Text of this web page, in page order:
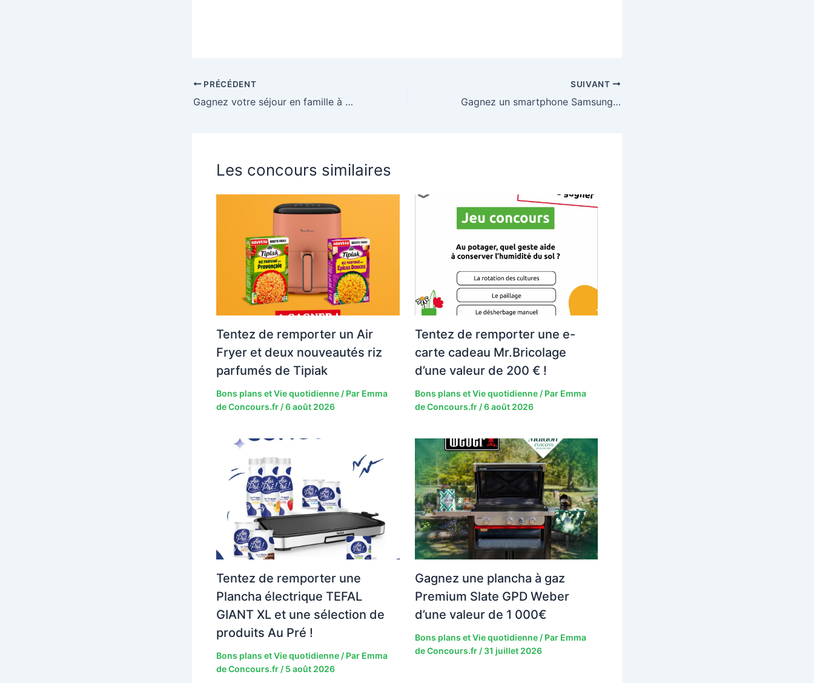
PRÉCÉDENT
Gagnez votre séjour en famille à Center Parc
SUIVANT
Gagnez un smartphone Samsung Galaxy Z Flip6
Les concours similaires
Tentez de remporter un Air
Fryer et deux nouveautés riz
parfumés de Tipiak
Bons plans et Vie quotidienne / Par Emma
de Concours.fr /6 août 2026
Tentez de remporter une e-
carte cadeau Mr.Bricolage
d’une valeur de 200 € !
Bons plans et Vie quotidienne/ Par Emma
de Concours.fr /6 août 2026
Tentez de remporter une
Plancha électrique TEFAL
GIANT XL et une sélection de
produits Au Pré !
Bons plans et Vie quotidienne / Par Emma
de Concours.fr / 5 août 2026
Gagnez une plancha à gaz
Premium Slate GPD Weber
d’une valeur de 1 000€
Bons plans et Vie quotidienne/ Par Emma
de Concours.fr / 31 juillet 2026